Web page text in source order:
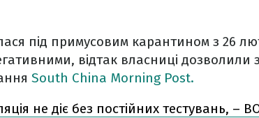
під примусовим карантином з 26
відтак власниці дозволили
South China Morning Post.
не діє без постійних тестувань, –